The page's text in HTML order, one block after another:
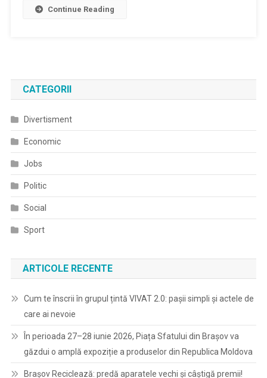
Continue Reading
CATEGORII
Divertisment
Economic
Jobs
Politic
Social
Sport
ARTICOLE RECENTE
Cum te înscrii în grupul țintă VIVAT 2.0: pașii simpli și actele de
care ai nevoie
În perioada 27–28 iunie 2026, Piața Sfatului din Brașov va
găzdui o amplă expoziție a produselor din Republica Moldova
Brașov Reciclează: predă aparatele vechi și câștigă premii!